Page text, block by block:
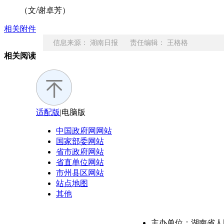
（文/谢卓芳）
相关附件
信息来源： 湖南日报 责任编辑： 王格格
相关阅读
适配版|电脑版
中国政府网 网站
国家部委网站
省市政府网站
省直单位网站
市州县区网站
站点地图
其他